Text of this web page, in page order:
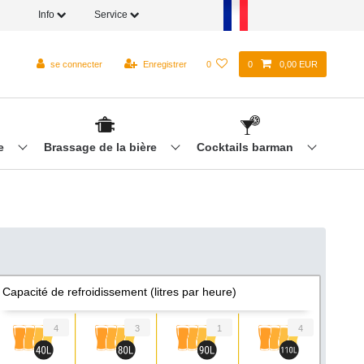
Info Service
se connecter Enregistrer 0 0 0,00 EUR
Brassage de la bière Cocktails barman
Capacité de refroidissement (litres par heure)
4 3 1 4